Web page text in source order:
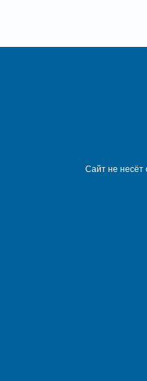
Сайт не несёт